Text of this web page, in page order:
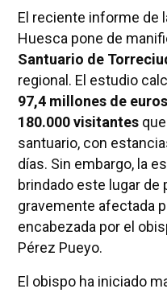
El reciente informe de
Huesca pone de
Santuario de
regional. El estudio
97,4 millones de euros
180.000 visitantesque
santuario, con
días. Sin embargo, la
brindado este lugar de
gravemente afectada
encabezada por el
Pérez Pueyo.
El obispo ha iniciado